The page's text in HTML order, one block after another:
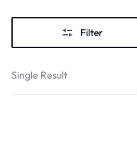
Filter
Single Result